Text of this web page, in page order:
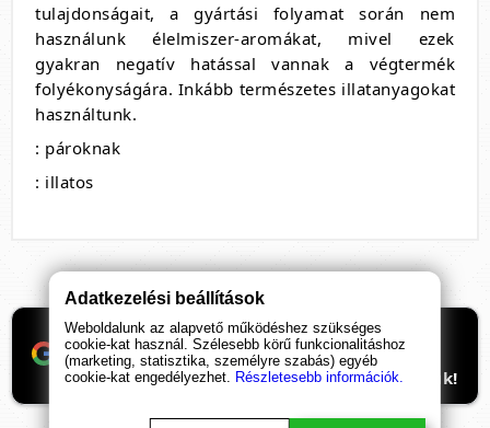
tulajdonságait, a gyártási folyamat során nem
használunk élelmiszer-aromákat, mivel ezek
gyakran negatív hatással vannak a végtermék
folyékonyságára. Inkább természetes illatanyagokat
használtunk.
: pároknak
: illatos
Ha támogatnád a munkánkat, itt tudod
beállítani, hogy előre kerüljenek
ismeretterjesztő cikkeink. Hálásan köszönjük!
Adatkezelési beállítások
Weboldalunk az alapvető működéshez szükséges
cookie-kat használ. Szélesebb körű funkcionalitáshoz
(marketing, statisztika, személyre szabás) egyéb
cookie-kat engedélyezhet. Részletesebb információk.